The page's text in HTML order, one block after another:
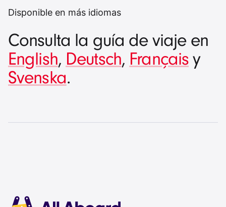
Disponible en más idiomas
Consulta la guía de viaje en
English, Deutsch, Françaisy
Svenska.